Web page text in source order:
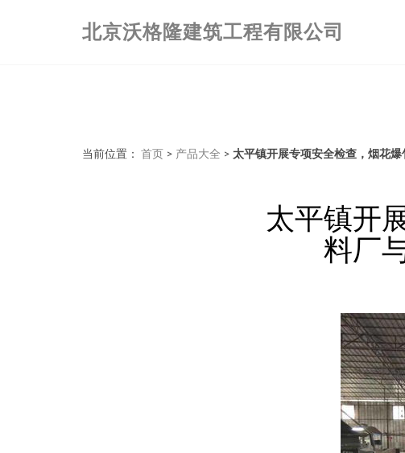
北京沃格隆建筑工程有限公司
当前位置： 首页 > 产品大全 > 太平镇开展专项安全检查，烟花
太平镇开
料厂